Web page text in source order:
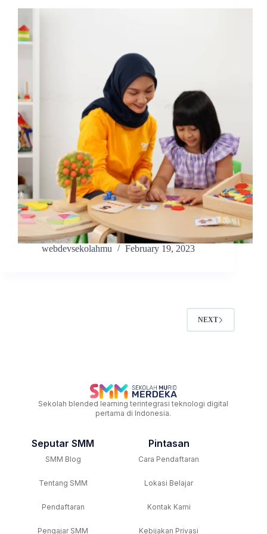
webdevsekolahmu February 19, 2023
NEXT
Sekolah blended learning terintegrasi teknologi digital
pertama di Indonesia.
Seputar SMM
SMM Blog
Tentang SMM
Pendaftaran
Pengajar SMM
Pintasan
Cara Pendaftaran
Lokasi Belajar
Kontak Kami
Kebijakan Privasi